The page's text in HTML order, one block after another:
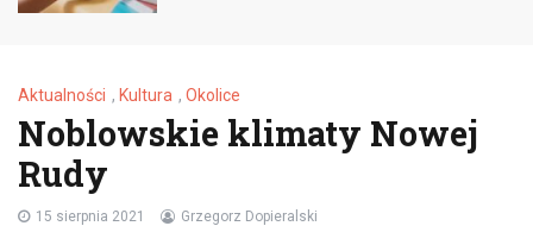
Aktualności , Kultura , Okolice
Noblowskie klimaty Nowej
Rudy
15 sierpnia 2021 Grzegorz Dopieralski